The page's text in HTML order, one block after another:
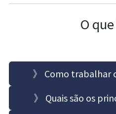
O
》 Como trabalhar
》 Quais são os